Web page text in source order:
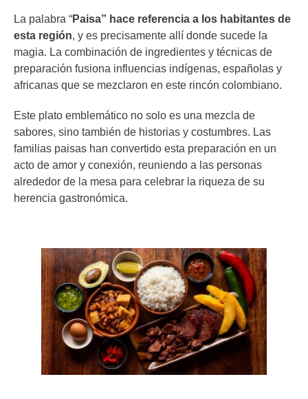
La palabra “Paisa” hace referencia a los habitantes de
esta región, y es precisamente allí donde sucede la
magia. La combinación de ingredientes y técnicas de
preparación fusiona influencias indígenas, españolas y
africanas que se mezclaron en este rincón colombiano.
Este plato emblemático no solo es una mezcla de
sabores, sino también de historias y costumbres. Las
familias paisas han convertido esta preparación en un
acto de amor y conexión, reuniendo a las personas
alrededor de la mesa para celebrar la riqueza de su
herencia gastronómica.